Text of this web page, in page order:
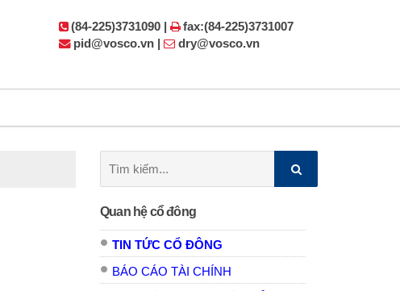
(84-225)3731090 |
fax:(84-225)3731007
pid@vosco.vn |
dry@vosco.vn
kiếm:
Quan hệ cổ đông
TIN TỨC CỔ ĐÔNG
BÁO CÁO TÀI CHÍNH